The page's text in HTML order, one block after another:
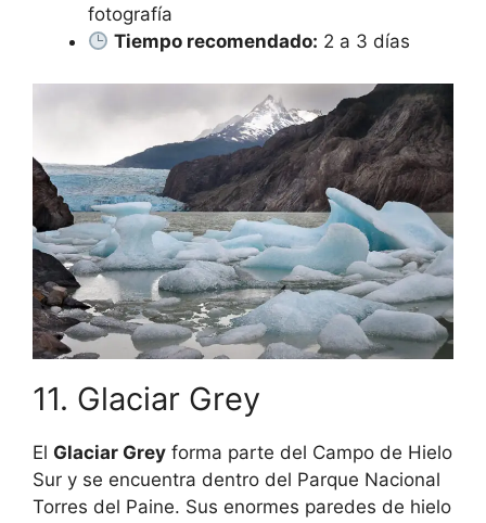
fotografía
Tiempo recomendado: 2 a 3 días
11. Glaciar Grey
El Glaciar Grey forma parte del Campo de Hielo
Sur y se encuentra dentro del Parque Nacional
Torres del Paine. Sus enormes paredes de hielo